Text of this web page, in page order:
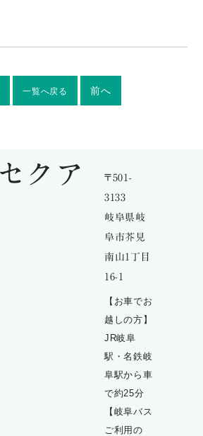
一覧へ戻る 前へ
〒501-
3133
岐阜県岐
阜市芥見
南山1丁目
16-1
【お車でお
越しの方】
JR岐阜
駅・名鉄岐
阜駅から車
で約25分
【岐阜バス
ご利用の